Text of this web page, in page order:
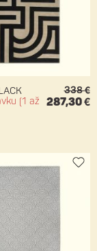
(1 až
338 €
287,30 €